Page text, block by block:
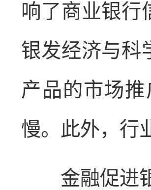
响了商业银行
银发经济与科
产品的市场
慢。此外，行
金融促进